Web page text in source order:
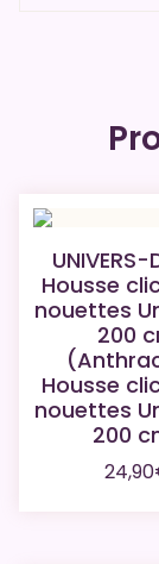
UNIVERS-
Housse
nouettes
200
Housse
nouettes
200
24,90